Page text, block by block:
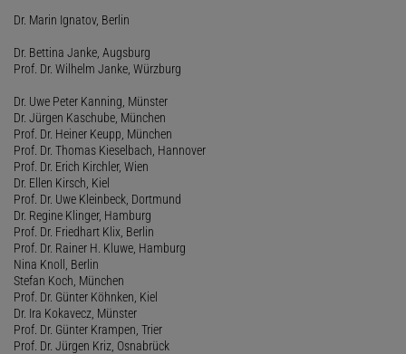
Dr. Marin Ignatov, Berlin
Dr. Bettina Janke, Augsburg
Prof. Dr. Wilhelm Janke, Würzburg
Dr. Uwe Peter Kanning, Münster
Dr. Jürgen Kaschube, München
Prof. Dr. Heiner Keupp, München
Prof. Dr. Thomas Kieselbach, Hannover
Prof. Dr. Erich Kirchler, Wien
Dr. Ellen Kirsch, Kiel
Prof. Dr. Uwe Kleinbeck, Dortmund
Dr. Regine Klinger, Hamburg
Prof. Dr. Friedhart Klix, Berlin
Prof. Dr. Rainer H. Kluwe, Hamburg
Nina Knoll, Berlin
Stefan Koch, München
Prof. Dr. Günter Köhnken, Kiel
Dr. Ira Kokavecz, Münster
Prof. Dr. Günter Krampen, Trier
Prof. Dr. Jürgen Kriz, Osnabrück